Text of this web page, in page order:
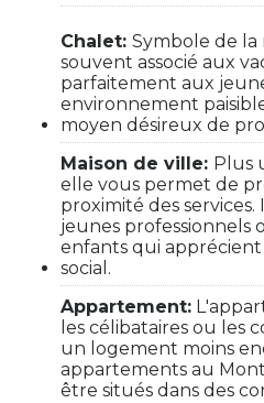
Chalet: Symbole de la
souvent associé aux
parfaitement aux
environnement
moyen désireux de
Maison de ville: Plus
elle vous permet de
proximité des
jeunes professionnels
enfants qui
social.
Appartement:
les célibataires ou les
un logement moins
appartements au
être situés dans des